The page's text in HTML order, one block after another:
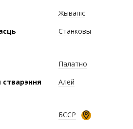
Жывапіс
Станковы
Палатно
стварэння
Алей
БССР